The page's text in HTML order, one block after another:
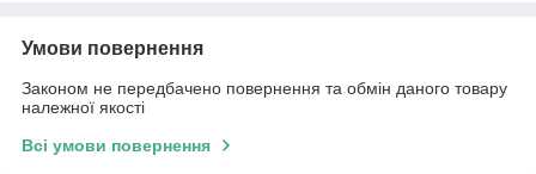
Умови повернення
Законом не передбачено повернення та обмін даного товару
належної якості
Всі умови повернення